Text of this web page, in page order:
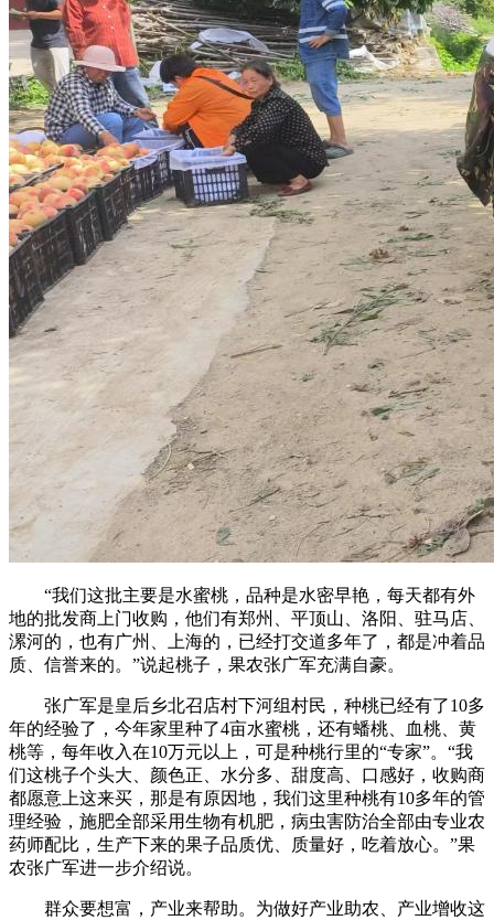
“我们这批主要是水蜜桃，品种是水密早艳，每天都有外
地的批发商上门收购，他们有郑州、平顶山、洛阳、驻马店、
漯河的，也有广州、上海的，已经打交道多年了，都是冲着品
质、信誉来的。”说起桃子，果农张广军充满自豪。
张广军是皇后乡北召店村下河组村民，种桃已经有了10多
年的经验了，今年家里种了4亩水蜜桃，还有蟠桃、血桃、黄
桃等，每年收入在10万元以上，可是种桃行里的“专家”。“我
们这桃子个头大、颜色正、水分多、甜度高、口感好，收购商
都愿意上这来买，那是有原因地，我们这里种桃有10多年的管
理经验，施肥全部采用生物有机肥，病虫害防治全部由专业农
药师配比，生产下来的果子品质优、质量好，吃着放心。”果
农张广军进一步介绍说。
群众要想富，产业来帮助。为做好产业助农、产业增收这